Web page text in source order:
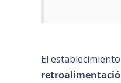
El